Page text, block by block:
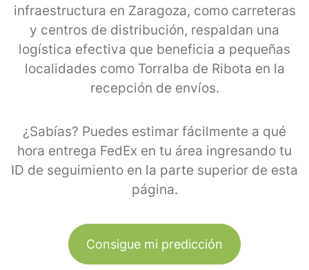
infraestructura en Zaragoza, como carreteras
y centros de distribución, respaldan una
logística efectiva que beneficia a pequeñas
localidades como Torralba de Ribota en la
recepción de envíos.
¿Sabías? Puedes estimar fácilmente a qué
hora entrega FedEx en tu área ingresando tu
ID de seguimiento en la parte superior de esta
página.
Consigue mi predicción